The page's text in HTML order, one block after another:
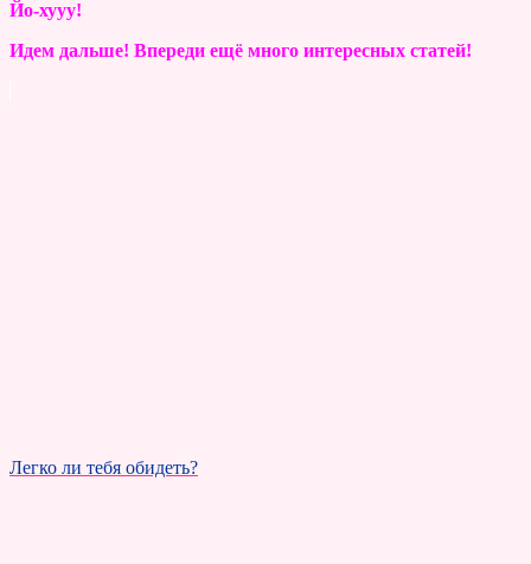
Йо-хууу!
Идем дальше! Впереди ещё много интересных статей!
Легко ли тебя обидеть?